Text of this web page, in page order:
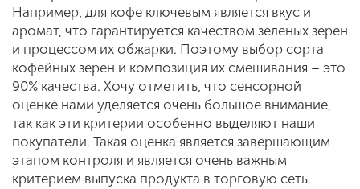
Например, для кофе ключевым является вкус и
аромат, что гарантируется качеством зеленых зерен
и процессом их обжарки. Поэтому выбор сорта
кофейных зерен и композиция их смешивания – это
90% качества. Хочу отметить, что сенсорной
оценке нами уделяется очень большое внимание,
так как эти критерии особенно выделяют наши
покупатели. Такая оценка является завершающим
этапом контроля и является очень важным
критерием выпуска продукта в торговую сеть.